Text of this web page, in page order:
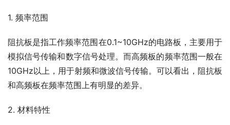
1. 频率范围
阻抗板是指工作频率范围在0.1~10GHz的电路板，主要用于
模拟信号传输和数字信号处理。而高频板的频率范围一般在
10GHz以上，用于射频和微波信号传输。可以看出，阻抗板
和高频板在频率范围上有明显的差异。
2. 材料特性